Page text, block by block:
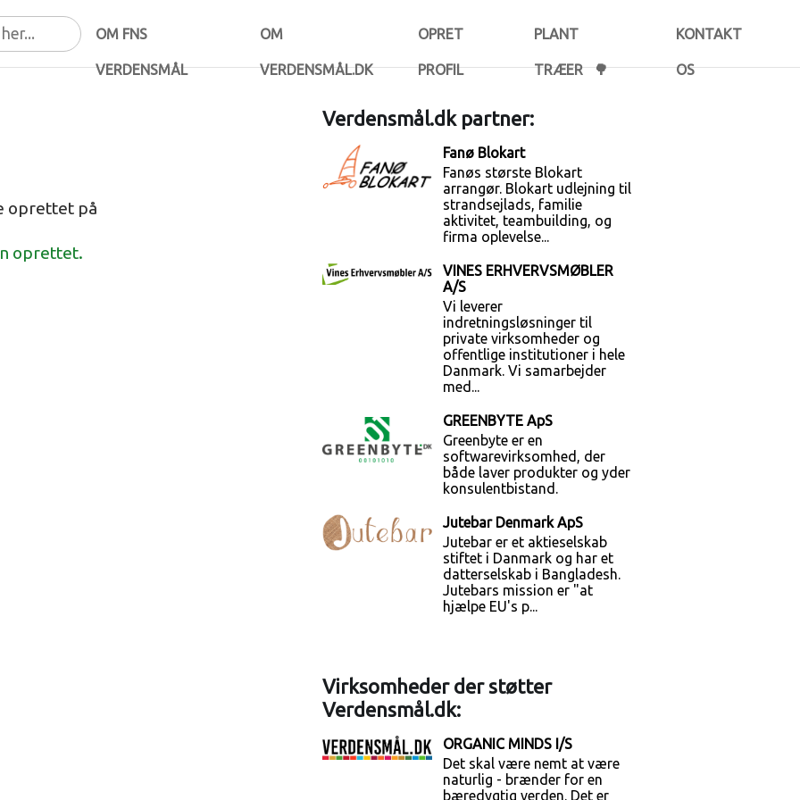
OM FNS
VERDENSMÅL
OM
VERDENSMÅL.DK
OPRET
PROFIL
PLANT
TRÆER 🌳
KONTAKT
OS
oprettet på
oprettet.
Verdensmål.dk partner:
Fanø Blokart
Fanøs største Blokart
arrangør. Blokart udlejning til
strandsejlads, familie
aktivitet, teambuilding, og
firma oplevelse...
VINES ERHVERVSMØBLER
A/S
Vi leverer
indretningsløsninger til
private virksomheder og
offentlige institutioner i hele
Danmark. Vi samarbejder
med...
GREENBYTE ApS
Greenbyte er en
softwarevirksomhed, der
både laver produkter og yder
konsulentbistand.
Jutebar Denmark ApS
Jutebar er et aktieselskab
stiftet i Danmark og har et
datterselskab i Bangladesh.
Jutebars mission er "at
hjælpe EU's p...
Virksomheder der støtter
Verdensmål.dk:
ORGANIC MINDS I/S
Det skal være nemt at være
naturlig - brænder for en
bæredygtig verden. Det er